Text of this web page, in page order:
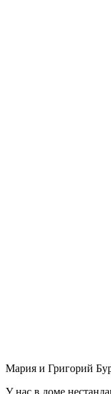
Мария и Григорий
У нас в доме